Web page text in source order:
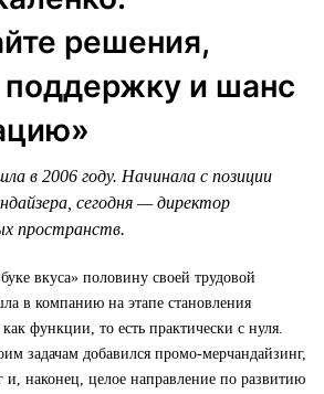
решения,
поддержку и шанс
в 2006 году. Начинала с позиции
сегодня — директор
пространств.
вкуса» половину своей трудовой
в компанию на этапе становления
функции, то есть практически с нуля.
задачам добавился промо-мерчандайзинг,
и, наконец, целое направление по развитию